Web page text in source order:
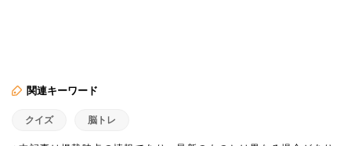
関連キーワード
クイズ 脳トレ